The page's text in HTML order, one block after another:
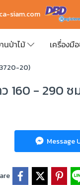
siam.com
นป่าไม้ เครื่องมื
20)
160 - 290
Message